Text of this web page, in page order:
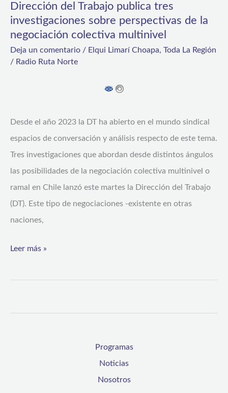
Dirección del Trabajo publica tres
investigaciones sobre perspectivas de la
negociación colectiva multinivel
Deja un comentario / Elqui Limarí Choapa, Toda La Región
/ Radio Ruta Norte
Desde el año 2023 la DT ha abierto en el mundo sindical
espacios de conversación y análisis respecto de este tema.
Tres investigaciones que abordan desde distintos ángulos
las posibilidades de la negociación colectiva multinivel o
ramal en Chile lanzó este martes la Dirección del Trabajo
(DT). Este tipo de negociaciones -existente en otras
naciones,
la
negociación
multinivel
Leer más »
Programas
Noticias
Nosotros